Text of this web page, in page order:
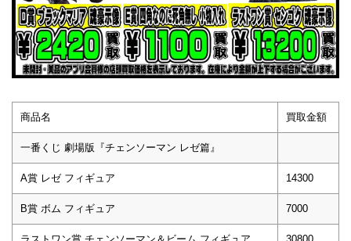
商品名 買取金額
一番くじ 劇場版『チェンソーマン レゼ篇』
A賞 レゼ フィギュア 14300
B賞 ボム フィギュア 7000